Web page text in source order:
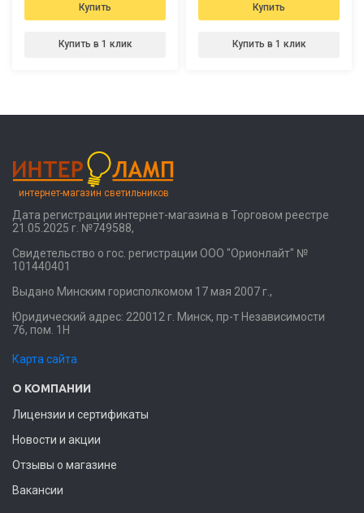
Купить
Купить в 1 клик
Купить
Купить в 1 клик
интернет-магазин светильников
Дата регистрации интернет-магазина в Торговом реестре
21.05.2025 г. №749588,
Свидетельство о гос. регистрации ООО "Орионлайт" №
101440401
Выдано Минским горисполкомом 17 мая 2007 г.,
Юридический адрес: 220012 г. Минск, пр-т Независимости
76, пом. 1Н
Карта сайта
О КОМПАНИИ
Лицензии и сертификаты
Новости и акции
Отзывы о магазине
Вакансии